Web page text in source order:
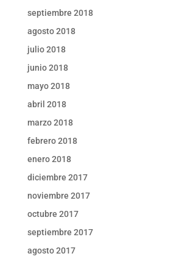
septiembre 2018
agosto 2018
julio 2018
junio 2018
mayo 2018
abril 2018
marzo 2018
febrero 2018
enero 2018
diciembre 2017
noviembre 2017
octubre 2017
septiembre 2017
agosto 2017